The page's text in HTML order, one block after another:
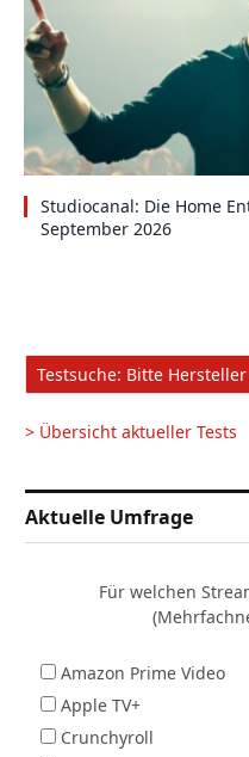
Studiocanal: Die Home
September 2026
> Übersicht aktueller Tests
Aktuelle Umfrage
Für welchen
Amazon Prime Video
Apple TV+
Crunchyroll